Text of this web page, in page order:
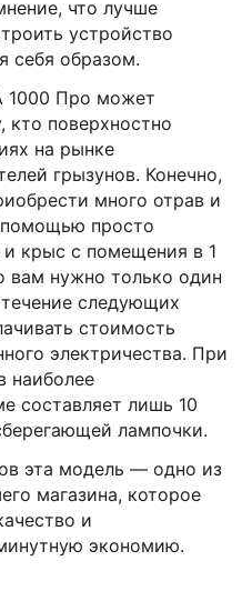
что лучше
устройство
себя образом.
1000 Про может
кто поверхностно
на рынке
грызунов. Конечно,
много отрав и
просто
крыс с помещения в 1
вам нужно только один
течение следующих
стоимость
электричества. При
наиболее
составляет лишь 10
лампочки.
эта модель — одно из
магазина, которое
и
экономию.